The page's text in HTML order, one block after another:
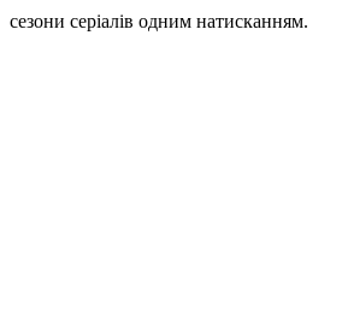
сезони серіалів одним натисканням.